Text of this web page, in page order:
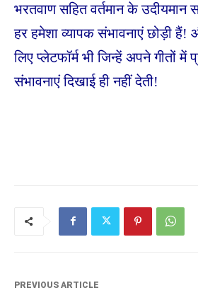
भरतवाण सहित वर्तमान के उदीयमान
हर हमेशा व्यापक संभावनाएं छोड़ी
लिए प्लेटफॉर्म भी जिन्हें अपने गीतों में
संभावनाएं दिखाई ही नहीं देती!
PREVIOUS ARTICLE